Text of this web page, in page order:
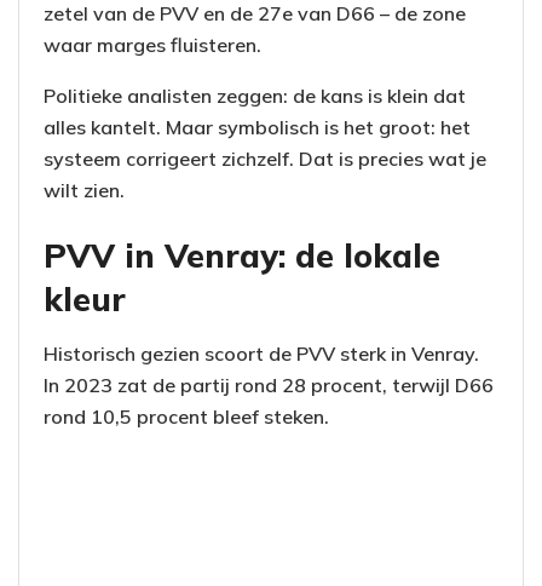
zetel van de PVV en de 27e van D66 – de zone
waar marges fluisteren.
Politieke analisten zeggen: de kans is klein dat
alles kantelt. Maar symbolisch is het groot: het
systeem corrigeert zichzelf. Dat is precies wat je
wilt zien.
PVV in Venray: de lokale
kleur
Historisch gezien scoort de PVV sterk in Venray.
In 2023 zat de partij rond 28 procent, terwijl D66
rond 10,5 procent bleef steken.